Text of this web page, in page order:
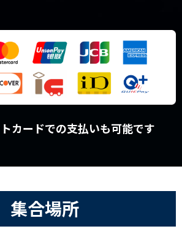
カードでの支払いも可能です
集合場所